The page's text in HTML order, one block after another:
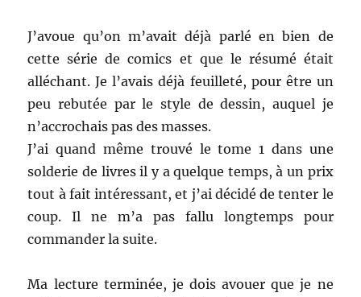
J’avoue qu’on m’avait déjà parlé en bien de
cette série de comics et que le résumé était
alléchant. Je l’avais déjà feuilleté, pour être un
peu rebutée par le style de dessin, auquel je
n’accrochais pas des masses.
J’ai quand même trouvé le tome 1 dans une
solderie de livres il y a quelque temps, à un prix
tout à fait intéressant, et j’ai décidé de tenter le
coup. Il ne m’a pas fallu longtemps pour
commander la suite.
Ma lecture terminée, je dois avouer que je ne